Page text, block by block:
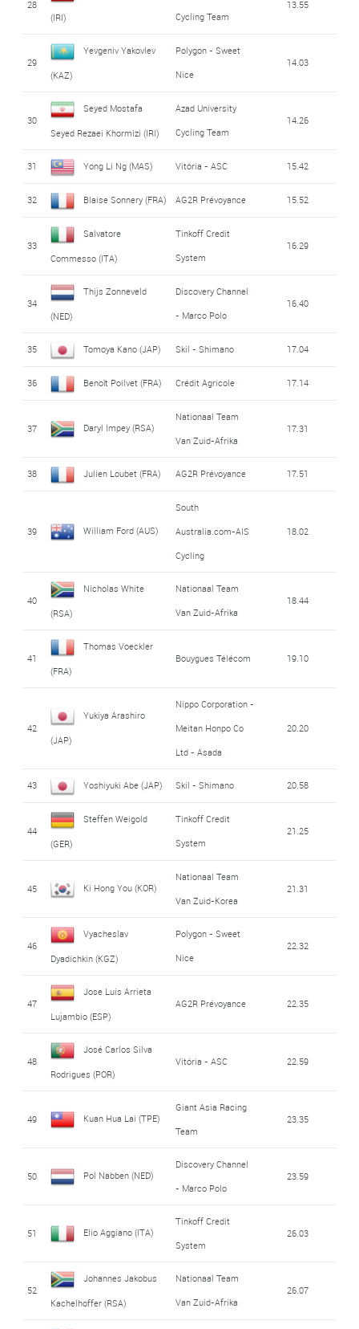
28
(IRI)
Cycling Team
13.55
29
Yevgeniv Yakovlev
(KAZ)
Polygon - Sweet
Nice
14.03
30
Seyed Mostafa
Seyed Rezaei Khormizi (IRI)
Azad University
Cycling Team
14.26
31 Yong Li Ng (MAS) Vitória - ASC 15.42
32 Blaise Sonnery (FRA) AG2R Prévoyance 15.52
33
Salvatore
Commesso (ITA)
Tinkoff Credit
System
16.29
34
Thijs Zonneveld
(NED)
Discovery Channel
- Marco Polo
16.40
35 Tomoya Kano (JAP) Skil - Shimano 17.04
36 Benoît Poilvet (FRA) Crédit Agricole 17.14
37 Daryl Impey (RSA)
Nationaal Team
Van Zuid-Afrika
17.31
38 Julien Loubet (FRA) AG2R Prévoyance 17.51
39 William Ford (AUS)
South
Australia.com-AIS
Cycling
18.02
40
Nicholas White
(RSA)
Nationaal Team
Van Zuid-Afrika
18.44
41
Thomas Voeckler
(FRA)
Bouygues Télécom 19.10
42
Yukiya Arashiro
(JAP)
Nippo Corporation -
Meitan Honpo Co
Ltd - Asada
20.20
43 Yoshiyuki Abe (JAP) Skil - Shimano 20.58
44
Steffen Weigold
(GER)
Tinkoff Credit
System
21.25
45 Ki Hong You (KOR)
Nationaal Team
Van Zuid-Korea
21.31
46
Vyacheslav
Dyadichkin (KGZ)
Polygon - Sweet
Nice
22.32
47
Jose Luis Arrieta
Lujambio (ESP)
AG2R Prévoyance 22.35
48
José Carlos Silva
Rodrigues (POR)
Vitória - ASC 22.59
49 Kuan Hua Lai (TPE)
Giant Asia Racing
Team
23.35
50 Pol Nabben (NED)
Discovery Channel
- Marco Polo
23.59
51 Elio Aggiano (ITA)
Tinkoff Credit
System
26.03
52
Johannes Jakobus
Kachelhoffer (RSA)
Nationaal Team
Van Zuid-Afrika
26.07